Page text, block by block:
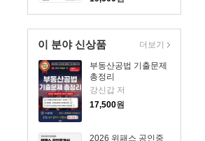
이 분야 신상품
부동산공법 기출문제
총정리
강신갑 저
17,500원
2026 위패스 공인중
더보기